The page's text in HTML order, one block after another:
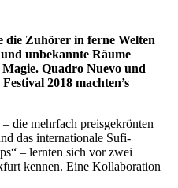
die Zuhörer in ferne Welten
unbekannte Räume
Quadro Nuevo und
2018 machten’s
die mehrfach preisgekrönten
das internationale Sufi-
– lernten sich vor zwei
kennen. Eine Kollaboration